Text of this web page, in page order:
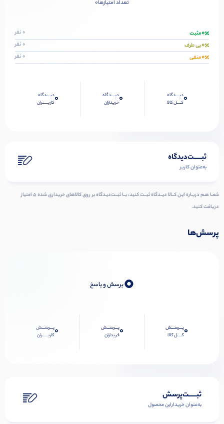
تعداد امتیازها0
0مثبت 0 نفر
0بی طرف 0 نفر
0منفی 0 نفر
0دیــــدگاه
کــــل کالا
0دیــــدگاه
خریداران
0دیــــدگاه
کاربـــــران
ثبـــــت‌دیدگاه
به‌عنوان کاربر
شمـا هـم دربـاره ایـن کــالا دیــدگاه ثبــت کنید، بــا ثبــت‌دیـدگاه بر روی کالاهای خریداری شده ۵ امتیاز
دریافت کنید.
پرسش‌ها
0پرسش و پاسخ
0پـــرســـش
کــــل کالا
0پـــرســـش
خریداران
0پـــرســـش
کاربـــــران
ثبـــــت‌پرسش
به‌عنوان ‌خریدار‌این‌ محصول